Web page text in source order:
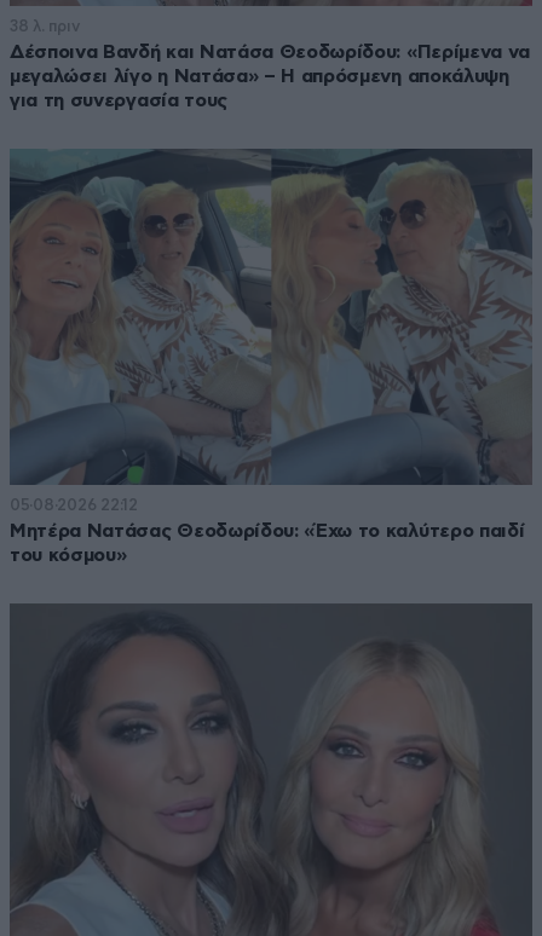
38 λ. πριν
Δέσποινα Βανδή και Νατάσα Θεοδωρίδου: «Περίμενα να
μεγαλώσει λίγο η Νατάσα» – Η απρόσμενη αποκάλυψη
για τη συνεργασία τους
05·08·2026 22:12
Μητέρα Νατάσας Θεοδωρίδου: «Έχω το καλύτερο παιδί
του κόσμου»